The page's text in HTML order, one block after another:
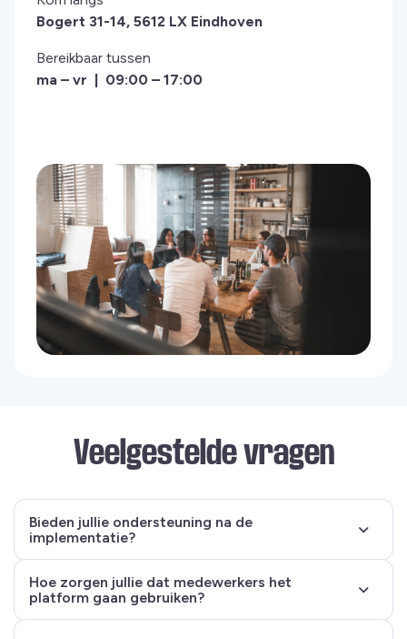
Bogert 31-14, 5612 LX Eindhoven
Bereikbaar tussen
ma – vr | 09:00 – 17:00
Veelgestelde vragen
Bieden jullie ondersteuning na de
implementatie?
Hoe zorgen jullie dat medewerkers het
platform gaan gebruiken?